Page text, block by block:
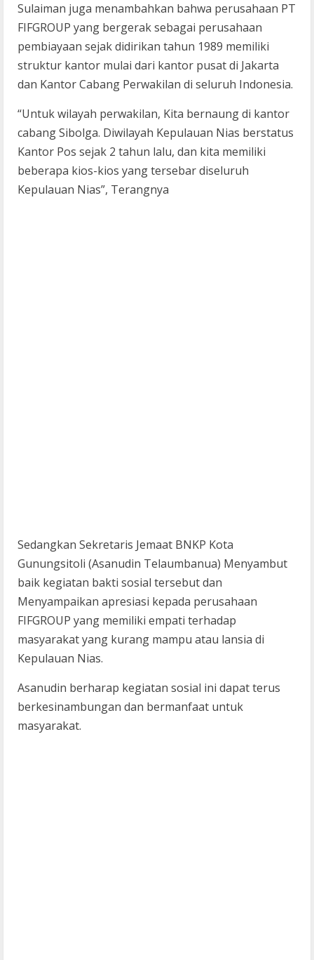
Sulaiman juga menambahkan bahwa perusahaan PT
FIFGROUP yang bergerak sebagai perusahaan
pembiayaan sejak didirikan tahun 1989 memiliki
struktur kantor mulai dari kantor pusat di Jakarta
dan Kantor Cabang Perwakilan di seluruh Indonesia.
“Untuk wilayah perwakilan, Kita bernaung di kantor
cabang Sibolga. Diwilayah Kepulauan Nias berstatus
Kantor Pos sejak 2 tahun lalu, dan kita memiliki
beberapa kios-kios yang tersebar diseluruh
Kepulauan Nias”, Terangnya
Sedangkan Sekretaris Jemaat BNKP Kota
Gunungsitoli (Asanudin Telaumbanua) Menyambut
baik kegiatan bakti sosial tersebut dan
Menyampaikan apresiasi kepada perusahaan
FIFGROUP yang memiliki empati terhadap
masyarakat yang kurang mampu atau lansia di
Kepulauan Nias.
Asanudin berharap kegiatan sosial ini dapat terus
berkesinambungan dan bermanfaat untuk
masyarakat.